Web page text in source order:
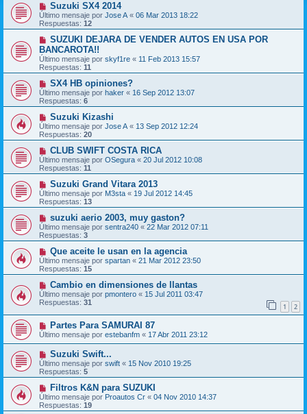
Suzuki SX4 2014
Último mensaje por Jose A « 06 Mar 2013 18:22
Respuestas: 12
SUZUKI DEJARA DE VENDER AUTOS EN USA POR
BANCAROTA!!
Último mensaje por skyf1re « 11 Feb 2013 15:57
Respuestas: 11
SX4 HB opiniones?
Último mensaje por haker « 16 Sep 2012 13:07
Respuestas: 6
Suzuki Kizashi
Último mensaje por Jose A « 13 Sep 2012 12:24
Respuestas: 20
CLUB SWIFT COSTA RICA
Último mensaje por OSegura « 20 Jul 2012 10:08
Respuestas: 11
Suzuki Grand Vitara 2013
Último mensaje por M3sta « 19 Jul 2012 14:45
Respuestas: 13
suzuki aerio 2003, muy gaston?
Último mensaje por sentra240 « 22 Mar 2012 07:11
Respuestas: 3
Que aceite le usan en la agencia
Último mensaje por spartan « 21 Mar 2012 23:50
Respuestas: 15
Cambio en dimensiones de llantas
Último mensaje por pmontero « 15 Jul 2011 03:47
Respuestas: 31 1 2
Partes Para SAMURAI 87
Último mensaje por estebanfm « 17 Abr 2011 23:12
Suzuki Swift...
Último mensaje por swift « 15 Nov 2010 19:25
Respuestas: 5
Filtros K&N para SUZUKI
Último mensaje por Proautos Cr « 04 Nov 2010 14:37
Respuestas: 19